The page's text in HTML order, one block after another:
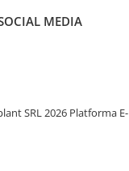
MEDIA
SRL 2026 Platforma E-